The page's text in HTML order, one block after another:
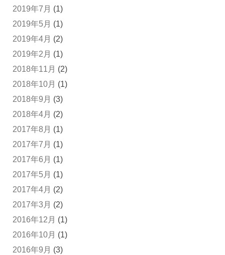
2019年7月 (1)
2019年5月 (1)
2019年4月 (2)
2019年2月 (1)
2018年11月 (2)
2018年10月 (1)
2018年9月 (3)
2018年4月 (2)
2017年8月 (1)
2017年7月 (1)
2017年6月 (1)
2017年5月 (1)
2017年4月 (2)
2017年3月 (2)
2016年12月 (1)
2016年10月 (1)
2016年9月 (3)